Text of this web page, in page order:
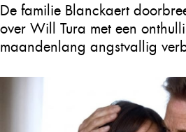
De familie Blanckaert
over Will Tura met een
maandenlang angstvallig